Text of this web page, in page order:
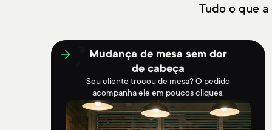
Tudo o que
Mudança de mesa sem dor
de cabeça
Seu cliente trocou de mesa? O pedido
acompanha ele em poucos cliques.